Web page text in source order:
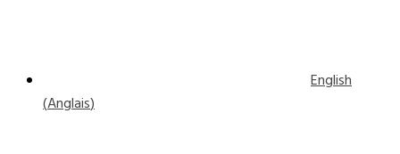
English
(Anglais)